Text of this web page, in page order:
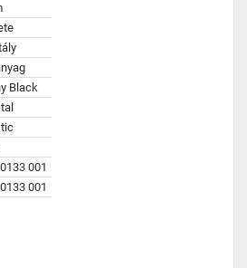
Black
001
001